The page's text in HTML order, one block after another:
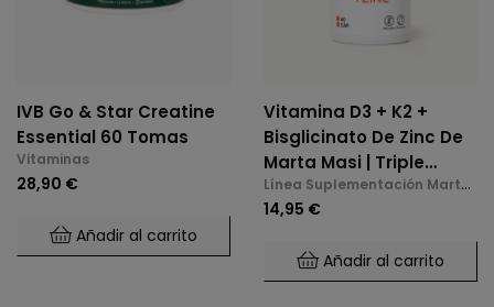
IVB Go & Star Creatine
Essential 60 Tomas
Vitaminas
28,90 €
Añadir al carrito
Vitamina D3 + K2 +
Bisglicinato De Zinc De
Marta Masi | Triple
Acción: Huesos,
Inmunidad Y Bienestar
Línea Suplementación Marta
Masi
14,95 €
Añadir al carrito